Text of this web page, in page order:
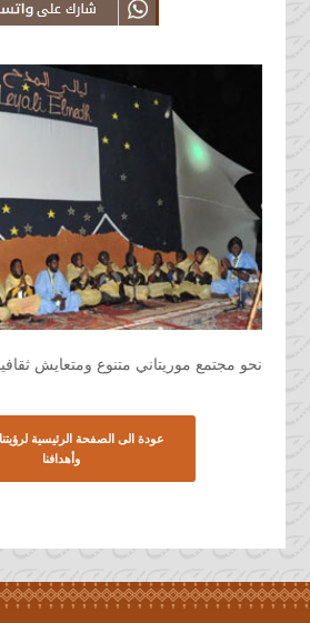
From Teranim
نحو مجتمع موريتاني متنوع ومتعايش
عودة الى الصفحة الرئيسية
وأهدافنا